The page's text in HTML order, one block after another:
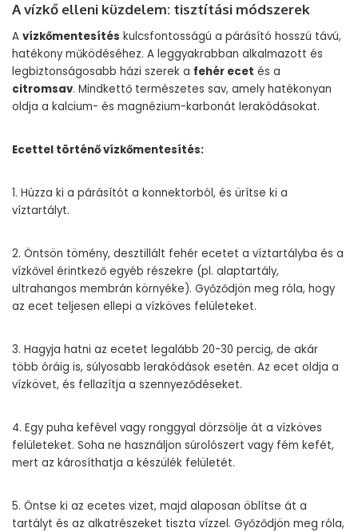
A vízkő elleni küzdelem: tisztítási módszerek
A vízkőmentesítés kulcsfontosságú a párásító hosszú távú,
hatékony működéséhez. A leggyakrabban alkalmazott és
legbiztonságosabb házi szerek a fehér ecet és a
citromsav. Mindkettő természetes sav, amely hatékonyan
oldja a kalcium- és magnézium-karbonát lerakódásokat.
Ecettel történő vízkőmentesítés:
1. Húzza ki a párásítót a konnektorból, és ürítse ki a
víztartályt.
2. Öntsön tömény, desztillált fehér ecetet a víztartályba és a
vízkővel érintkező egyéb részekre (pl. alaptartály,
ultrahangos membrán környéke). Győződjön meg róla, hogy
az ecet teljesen ellepi a vízköves felületeket.
3. Hagyja hatni az ecetet legalább 20-30 percig, de akár
több óráig is, súlyosabb lerakódások esetén. Az ecet oldja a
vízkövet, és fellazítja a szennyeződéseket.
4. Egy puha kefével vagy ronggyal dörzsölje át a vízköves
felületeket. Soha ne használjon súrolószert vagy fém kefét,
mert az károsíthatja a készülék felületét.
5. Öntse ki az ecetes vizet, majd alaposan öblítse át a
tartályt és az alkatrészeket tiszta vízzel. Győződjön meg róla,